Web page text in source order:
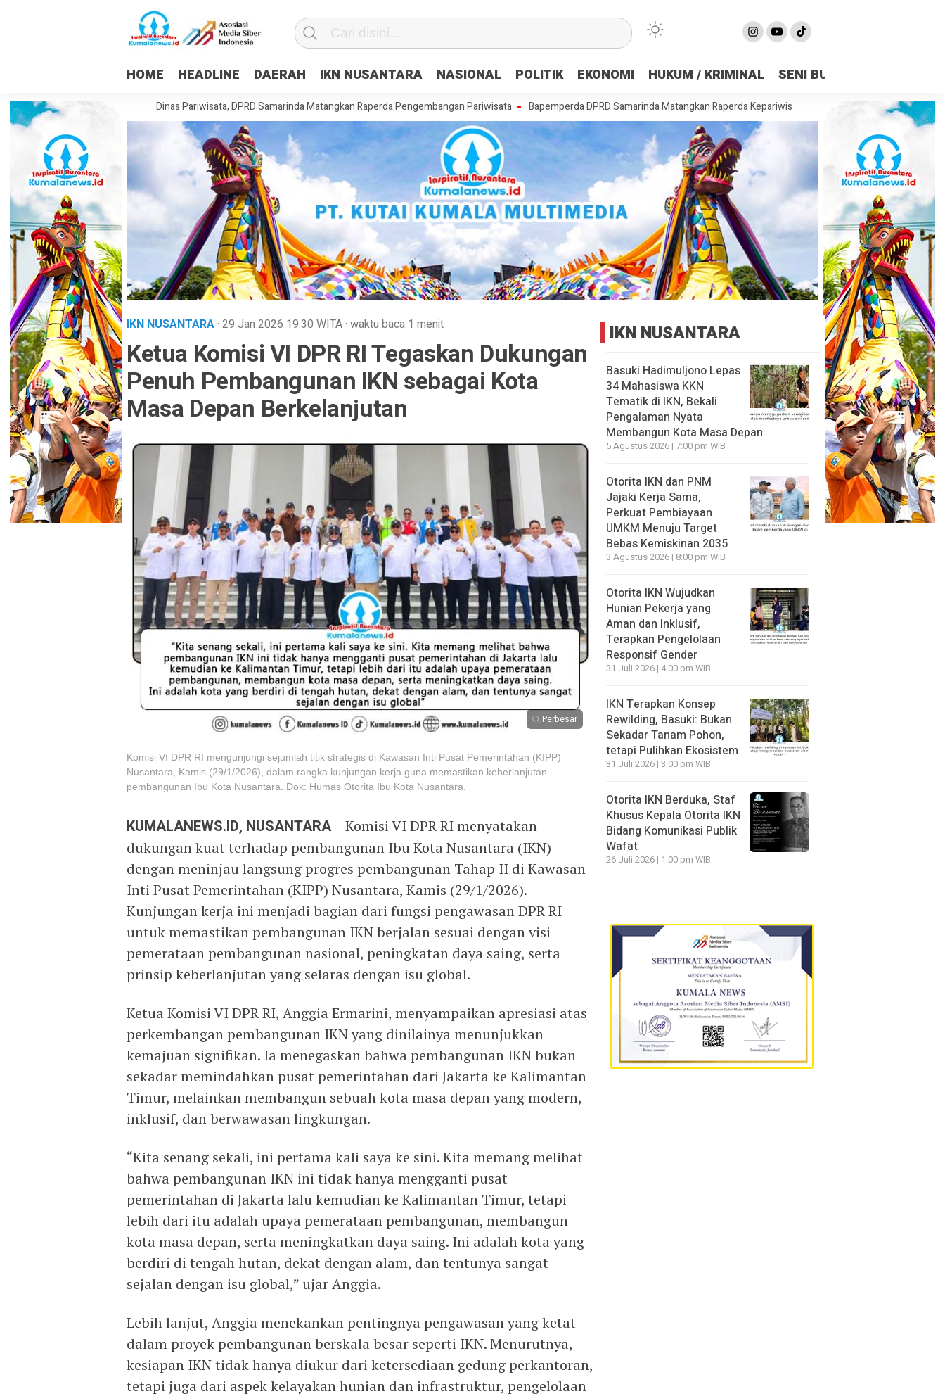
HOME HEADLINE DAERAH IKN NUSANTARA NASIONAL POLITIK EKONOMI HUKUM / KRIMINAL SENI BUDAYA
Dorong Pembentukan Dinas Pariwisata, DPRD Samarinda Matangkan Raperda Pengembangan Pariwisata Bapemperda DPRD Samarinda Matangkan Raperda Kepariwisataan, Bidik Pariwisata Jadi Penggerak
IKN NUSANTARA· 29 Jan 2026 19:30 WITA· waktu baca 1 menit
Ketua Komisi VI DPR RI Tegaskan Dukungan
Penuh Pembangunan IKN sebagai Kota
Masa Depan Berkelanjutan
Perbesar
Komisi VI DPR RI mengunjungi sejumlah titik strategis di Kawasan Inti Pusat Pemerintahan (KIPP)
Nusantara, Kamis (29/1/2026), dalam rangka kunjungan kerja guna memastikan keberlanjutan
pembangunan Ibu Kota Nusantara. Dok: Humas Otorita Ibu Kota Nusantara.
KUMALANEWS.ID, NUSANTARA– Komisi VI DPR RI menyatakan
dukungan kuat terhadap pembangunan Ibu Kota Nusantara (IKN)
dengan meninjau langsung progres pembangunan Tahap II di Kawasan
Inti Pusat Pemerintahan (KIPP) Nusantara, Kamis (29/1/2026).
Kunjungan kerja ini menjadi bagian dari fungsi pengawasan DPR RI
untuk memastikan pembangunan IKN berjalan sesuai dengan visi
pemerataan pembangunan nasional, peningkatan daya saing, serta
prinsip keberlanjutan yang selaras dengan isu global.
Ketua Komisi VI DPR RI, Anggia Ermarini, menyampaikan apresiasi atas
perkembangan pembangunan IKN yang dinilainya menunjukkan
kemajuan signifikan. Ia menegaskan bahwa pembangunan IKN bukan
sekadar memindahkan pusat pemerintahan dari Jakarta ke Kalimantan
Timur, melainkan membangun sebuah kota masa depan yang modern,
inklusif, dan berwawasan lingkungan.
“Kita senang sekali, ini pertama kali saya ke sini. Kita memang melihat
bahwa pembangunan IKN ini tidak hanya mengganti pusat
pemerintahan di Jakarta lalu kemudian ke Kalimantan Timur, tetapi
lebih dari itu adalah upaya pemerataan pembangunan, membangun
kota masa depan, serta meningkatkan daya saing. Ini adalah kota yang
berdiri di tengah hutan, dekat dengan alam, dan tentunya sangat
sejalan dengan isu global,” ujar Anggia.
Lebih lanjut, Anggia menekankan pentingnya pengawasan yang ketat
dalam proyek pembangunan berskala besar seperti IKN. Menurutnya,
kesiapan IKN tidak hanya diukur dari ketersediaan gedung perkantoran,
tetapi juga dari aspek kelayakan hunian dan infrastruktur, pengelolaan
IKN NUSANTARA
Basuki Hadimuljono Lepas
34 Mahasiswa KKN
Tematik di IKN, Bekali
Pengalaman Nyata
Membangun Kota Masa Depan
5 Agustus 2026 | 7:00 pm WIB
Otorita IKN dan PNM
Jajaki Kerja Sama,
Perkuat Pembiayaan
UMKM Menuju Target
Bebas Kemiskinan 2035
3 Agustus 2026 | 8:00 pm WIB
Otorita IKN Wujudkan
Hunian Pekerja yang
Aman dan Inklusif,
Terapkan Pengelolaan
Responsif Gender
31 Juli 2026 | 4:00 pm WIB
IKN Terapkan Konsep
Rewilding, Basuki: Bukan
Sekadar Tanam Pohon,
tetapi Pulihkan Ekosistem
31 Juli 2026 | 3:00 pm WIB
Otorita IKN Berduka, Staf
Khusus Kepala Otorita IKN
Bidang Komunikasi Publik
Wafat
26 Juli 2026 | 1:00 pm WIB